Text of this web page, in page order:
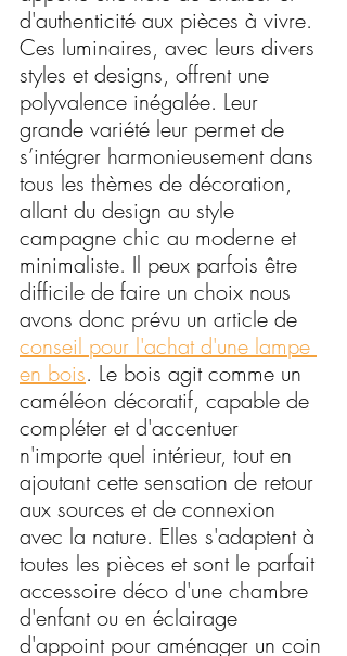
d'authenticité aux pièces à vivre.
Ces luminaires, avec leurs divers
styles et designs, offrent une
polyvalence inégalée. Leur
grande variété leur permet de
s’intégrer harmonieusement dans
tous les thèmes de décoration,
allant du design au style
campagne chic au moderne et
minimaliste. Il peux parfois être
difficile de faire un choix nous
avons donc prévu un article de
conseil pour l'achat d'une lampe
en bois. Le bois agit comme un
caméléon décoratif, capable de
compléter et d'accentuer
n'importe quel intérieur, tout en
ajoutant cette sensation de retour
aux sources et de connexion
avec la nature. Elles s'adaptent à
toutes les pièces et sont le parfait
accessoire déco d'une chambre
d'enfant ou en éclairage
d'appoint pour aménager un coin